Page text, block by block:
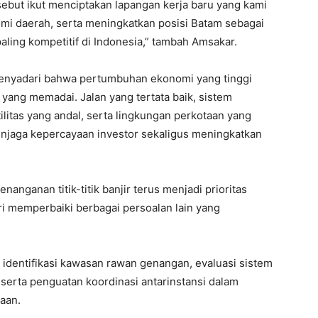
ikut menciptakan lapangan kerja baru yang kami
daerah, serta meningkatkan posisi Batam sebagai
kompetitif di Indonesia,” tambah Amsakar.
bahwa pertumbuhan ekonomi yang tinggi
memadai. Jalan yang tertata baik, sistem
yang andal, serta lingkungan perkotaan yang
kepercayaan investor sekaligus meningkatkan
titik-titik banjir terus menjadi prioritas
memperbaiki berbagai persoalan lain yang
kawasan rawan genangan, evaluasi sistem
penguatan koordinasi antarinstansi dalam